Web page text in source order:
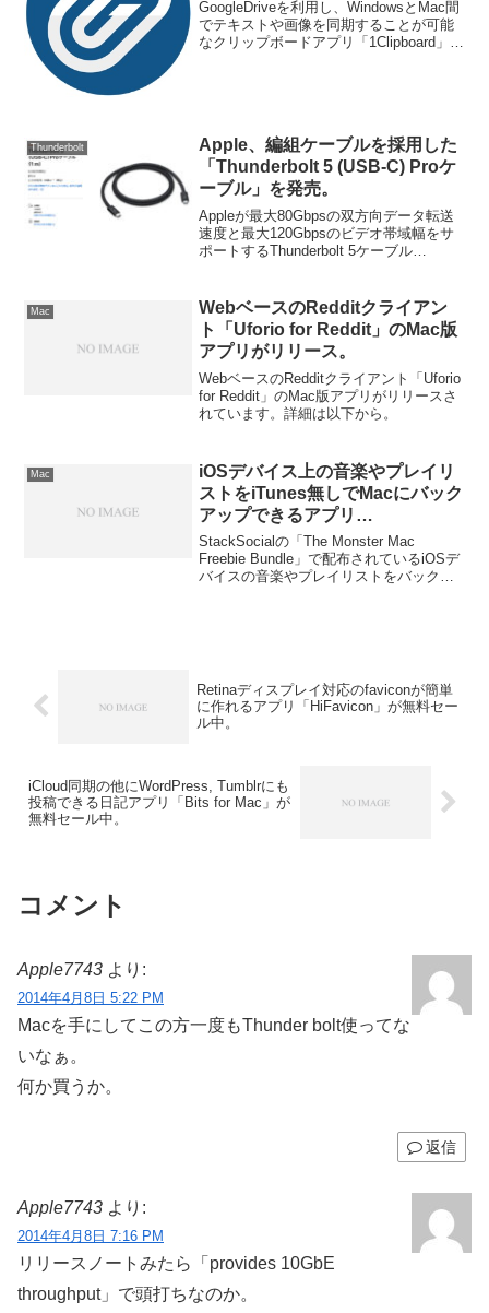
「1Clipboard」がBeta版を公
開。
GoogleDriveを利用し、WindowsとMac間
でテキストや画像を同期することが可能
なクリップボードアプリ「1Clipboard」が
Thunderbolt
Apple、編組ケーブルを採用した
「Thunderbolt 5 (USB‑C) Proケ
ーブル」を発売。
Appleが最大80Gbpsの双方向データ転送
速度と最大120Gbpsのビデオ帯域幅をサ
ポートするThunderbolt 5ケーブル
Mac
WebベースのRedditクライアン
ト「Uforio for Reddit」のMac版
アプリがリリース。
WebベースのRedditクライアント「Uforio
for Reddit」のMac版アプリがリリースさ
れています。詳細は以下から。
Mac
iOSデバイス上の音楽やプレイリ
ストをiTunes無しでMacにバック
アップできるアプリ
「SharePod」を使ってみた。
StackSocialの「The Monster Mac
Freebie Bundle」で配布されているiOSデ
バイスの音楽やプレイリストをバックア
Retinaディスプレイ対応のfaviconが簡単
に作れるアプリ「HiFavicon」が無料セー
ル中。
iCloud同期の他にWordPress, Tumblrにも
投稿できる日記アプリ「Bits for Mac」が
無料セール中。
コメント
Apple7743 より:
2014年4月8日 5:22 PM
Macを手にしてこの方一度もThunder bolt使ってな
いなぁ。
何か買うか。
返信
Apple7743 より:
2014年4月8日 7:16 PM
リリースノートみたら「provides 10GbE
throughput」で頭打ちなのか。